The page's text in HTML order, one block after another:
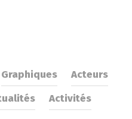
Graphiques
Acteurs
Activités